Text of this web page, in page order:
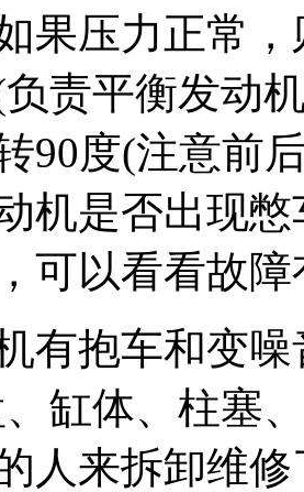
果压力正常
责平衡发动
90度(注意前
机是否出现
可以看看故
有抱车和变
缸体、柱塞
人来拆卸维